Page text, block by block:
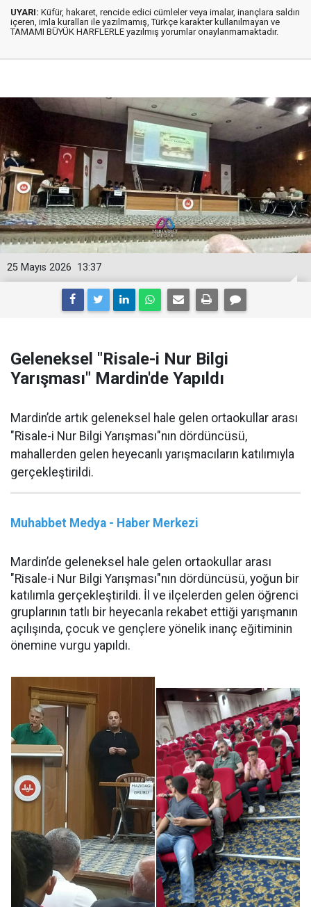
UYARI: Küfür, hakaret, rencide edici cümleler veya imalar, inançlara saldırı
içeren, imla kuralları ile yazılmamış, Türkçe karakter kullanılmayan ve
TAMAMI BÜYÜK HARFLERLE yazılmış yorumlar onaylanmamaktadır.
13:37
25 Mayıs 2026
Geleneksel "Risale-i Nur Bilgi
Yarışması" Mardin'de Yapıldı
Mardin’de artık geleneksel hale gelen ortaokullar arası
"Risale-i Nur Bilgi Yarışması"nın dördüncüsü,
mahallerden gelen heyecanlı yarışmacıların katılımıyla
gerçekleştirildi.
Muhabbet Medya - Haber Merkezi
Mardin’de geleneksel hale gelen ortaokullar arası
"Risale-i Nur Bilgi Yarışması"nın dördüncüsü, yoğun bir
katılımla gerçekleştirildi. İl ve ilçelerden gelen öğrenci
gruplarının tatlı bir heyecanla rekabet ettiği yarışmanın
açılışında, çocuk ve gençlere yönelik inanç eğitiminin
önemine vurgu yapıldı.